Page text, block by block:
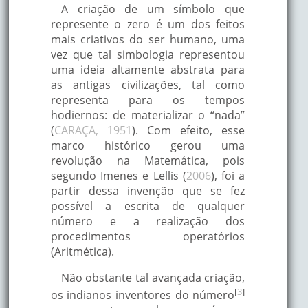
A criação de um símbolo que
represente o zero é um dos feitos
mais criativos do ser humano, uma
vez que tal simbologia representou
uma ideia altamente abstrata para
as antigas civilizações, tal como
representa para os tempos
hodiernos: de materializar o “nada”
(CARAÇA, 1951). Com efeito, esse
marco histórico gerou uma
revolução na Matemática, pois
segundo Imenes e Lellis (2006), foi a
partir dessa invenção que se fez
possível a escrita de qualquer
número e a realização dos
procedimentos operatórios
(Aritmética).
Não obstante tal avançada criação,
os indianos inventores do número[3]